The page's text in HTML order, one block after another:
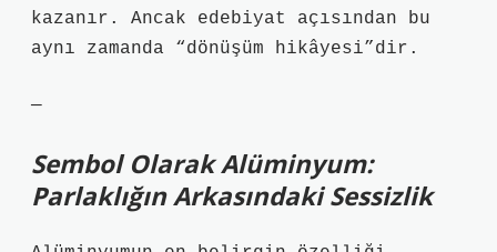
kazanır. Ancak edebiyat açısından bu
aynı zamanda “dönüşüm hikâyesi”dir.
—
Sembol Olarak Alüminyum:
Parlaklığın Arkasındaki Sessizlik